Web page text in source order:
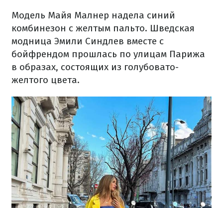
Модель Майя Малнер надела синий
комбинезон с желтым пальто. Шведская
модница Эмили Синдлев вместе с
бойфрендом прошлась по улицам Парижа
в образах, состоящих из голубовато-
желтого цвета.